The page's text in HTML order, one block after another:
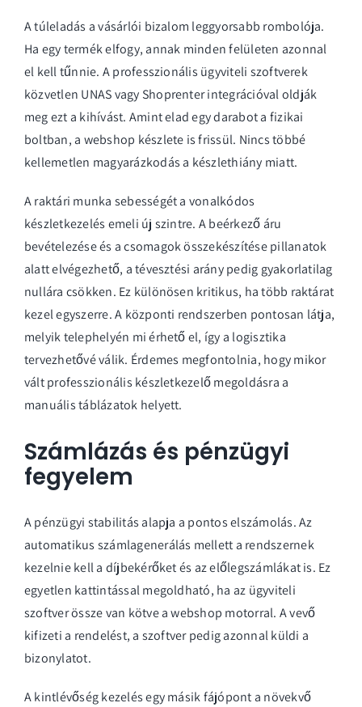
A túleladás a vásárlói bizalom leggyorsabb rombolója.
Ha egy termék elfogy, annak minden felületen azonnal
el kell tűnnie. A professzionális ügyviteli szoftverek
közvetlen UNAS vagy Shoprenter integrációval oldják
meg ezt a kihívást. Amint elad egy darabot a fizikai
boltban, a webshop készlete is frissül. Nincs többé
kellemetlen magyarázkodás a készlethiány miatt.
A raktári munka sebességét a vonalkódos
készletkezelés emeli új szintre. A beérkező áru
bevételezése és a csomagok összekészítése pillanatok
alatt elvégezhető, a tévesztési arány pedig gyakorlatilag
nullára csökken. Ez különösen kritikus, ha több raktárat
kezel egyszerre. A központi rendszerben pontosan látja,
melyik telephelyén mi érhető el, így a logisztika
tervezhetővé válik. Érdemes megfontolnia, hogy mikor
váltprofesszionális készletkezelő megoldásra a
manuális táblázatok helyett.
Számlázás és pénzügyi
fegyelem
A pénzügyi stabilitás alapja a pontos elszámolás. Az
automatikus számlagenerálás mellett a rendszernek
kezelnie kell a díjbekérőket és az előlegszámlákat is. Ez
egyetlen kattintással megoldható, ha az ügyviteli
szoftver össze van kötve a webshop motorral. A vevő
kifizeti a rendelést, a szoftver pedig azonnal küldi a
bizonylatot.
A kintlévőség kezelés egy másik fájópont a növekvő